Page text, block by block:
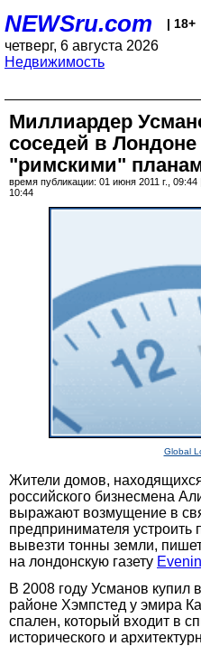
NEWSru.com | 18+
четверг, 6 августа 2026
Недвижимость
Миллиардер
соседей в
"римскими"
время публикации: 01 июня 2011 г., 09:44
10:44
Global
Жители домов,
российского бизнесмена
выражают возмущение в
предпринимателя
вывезти тонны земли,
на лондонскую газету
В 2008 году Усманов купил
районе Хэмпстед у эмира
спален, который входит в
исторического и